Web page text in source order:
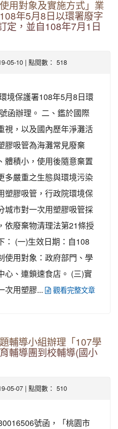
用對象及實施方式」業
年5月8日以環署廢字
定，並自108年7月1日
05-10 | 點閱數： 518
境保護署108年5月8日環
函辦理。 二、鑑於國際
視，以及國內歷年淨灘活
膠吸管為海灘常見廢棄
體積小，使用後隨意棄置
多嚴重之生態與環境污染
塑膠吸管，行政院環境保
城市對一次用塑膠吸管採
依廢棄物清理法第21條授
： (一)生效日期：自108
使用對象：政府部門、學
心、連鎖速食店。 (三)實
次用塑膠...
觀看完整文章
輔導小組辦理「107學
輔導團到校輔導(國小
05-07 | 點閱數： 510
號函，「桃園市